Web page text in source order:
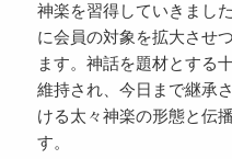
神楽を習得していきまし
に会員の対象を拡大させ
ます。神話を題材とする
維持され、今日まで継承
ける太々神楽の形態と伝
す。